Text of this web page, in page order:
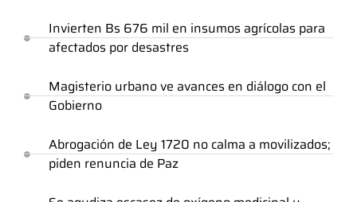
Invierten Bs 676 mil en insumos agrícolas para
afectados por desastres
Magisterio urbano ve avances en diálogo con el
Gobierno
Abrogación de Ley 1720 no calma a movilizados;
piden renuncia de Paz